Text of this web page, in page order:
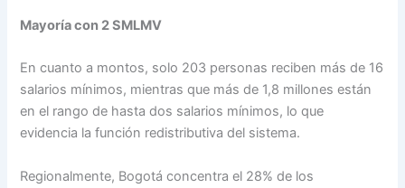
Mayoría con 2 SMLMV
En cuanto a montos, solo 203 personas reciben más de 16
salarios mínimos, mientras que más de 1,8 millones están
en el rango de hasta dos salarios mínimos, lo que
evidencia la función redistributiva del sistema.
Regionalmente, Bogotá concentra el 28% de los